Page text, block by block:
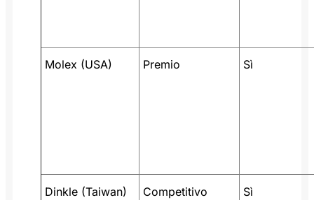
Molex (USA) Premio Sì
Dinkle (Taiwan) Competitivo Sì